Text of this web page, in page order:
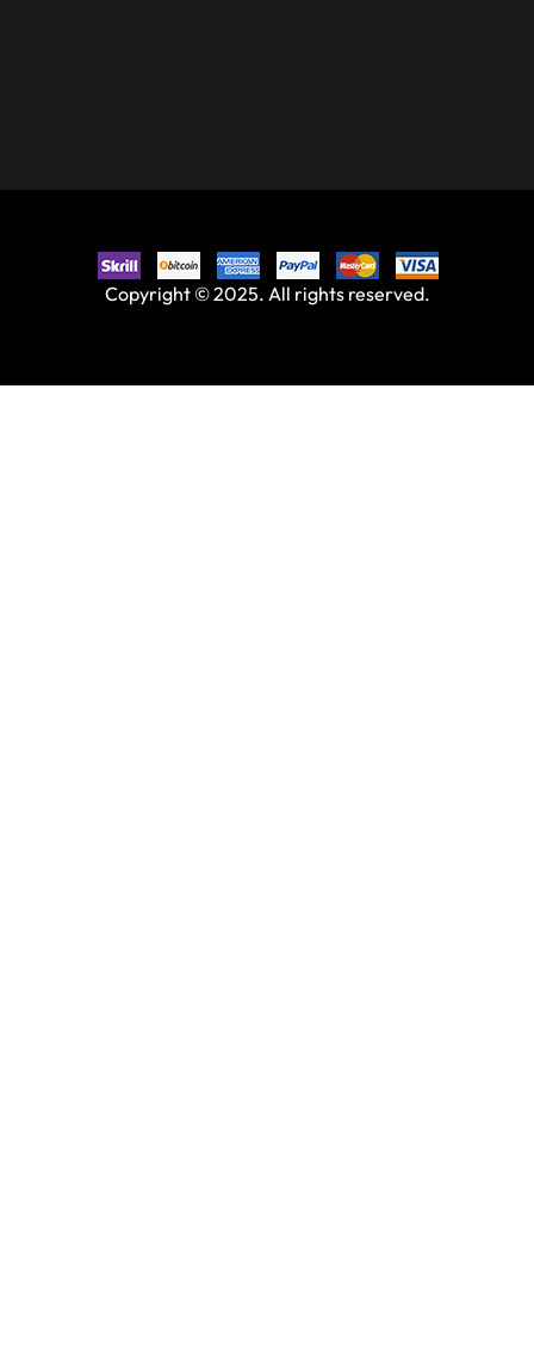
Copyright © 2025. All rights reserved.